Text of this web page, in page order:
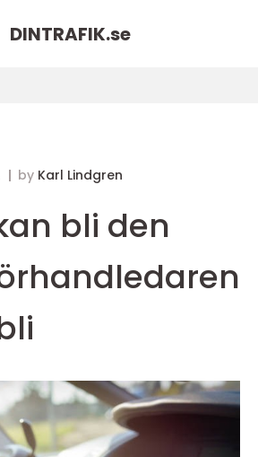
DINTRAFIK.se
by Karl Lindgren
bli den